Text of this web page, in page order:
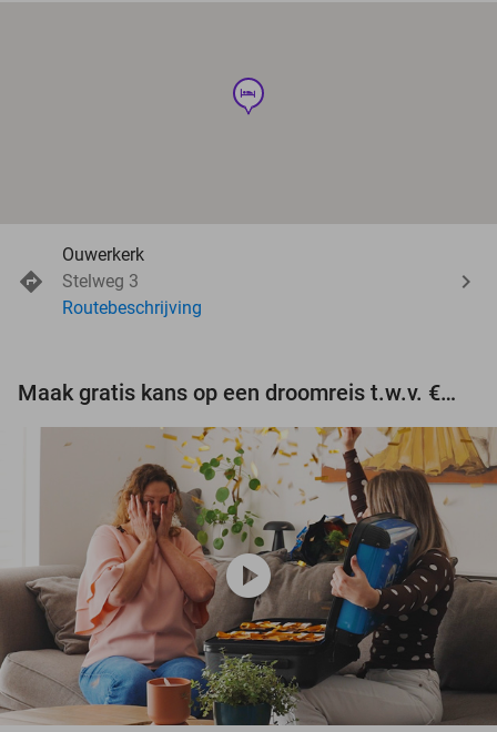
hotel
Ouwerkerk
Stelweg 3
Routebeschrijving
Maak gratis kans op een droomreis t.w.v. €3.000!
play_circle